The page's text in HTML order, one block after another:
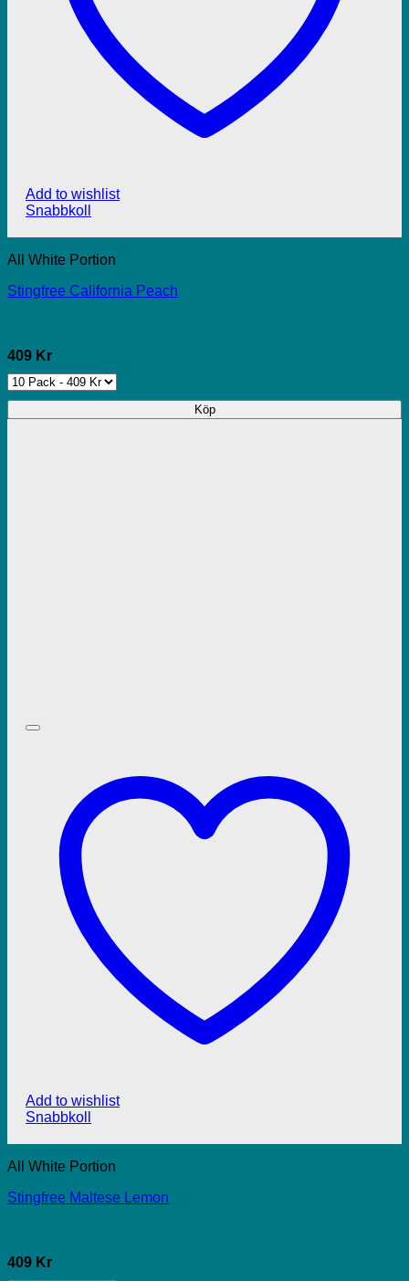
Add to wishlist
Snabbkoll
All White Portion
Stingfree California Peach
409 Kr
Köp
Add to wishlist
Snabbkoll
All White Portion
Stingfree Maltese Lemon
409 Kr